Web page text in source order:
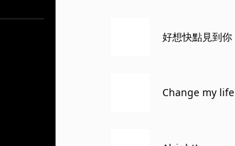
好想快點見到你
Change my life